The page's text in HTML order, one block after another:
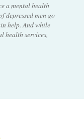
a mental health
depressed men go
help. And while
health services,